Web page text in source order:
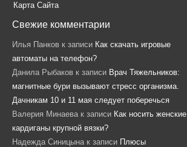
Карта Сайта
Свежие комментарии
Илья Панков к записи Как скачать игровые
автоматы на телефон?
Данила Рыбаков к записи Врач Тяжельников:
магнитные бури вызывают стресс организма.
Дачникам 10 и 11 мая следует поберечься
Валерия Минаева к записи Как носить женские
кардиганы крупной вязки?
Надежда Синицына к записи Плюсы